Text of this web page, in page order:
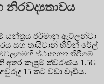
නිරවද්‍යතාවය
යන්ත්‍රය ජර්මානු ඇට්ලන්ටා
සහ තායිවාන් හිවින් රේල්
ස්ථානගත කිරීමේ
අතර කැපුම් ත්වරණය 1.5G
15 කට වඩා වැඩිය.